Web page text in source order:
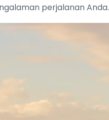
perjalanan Anda.